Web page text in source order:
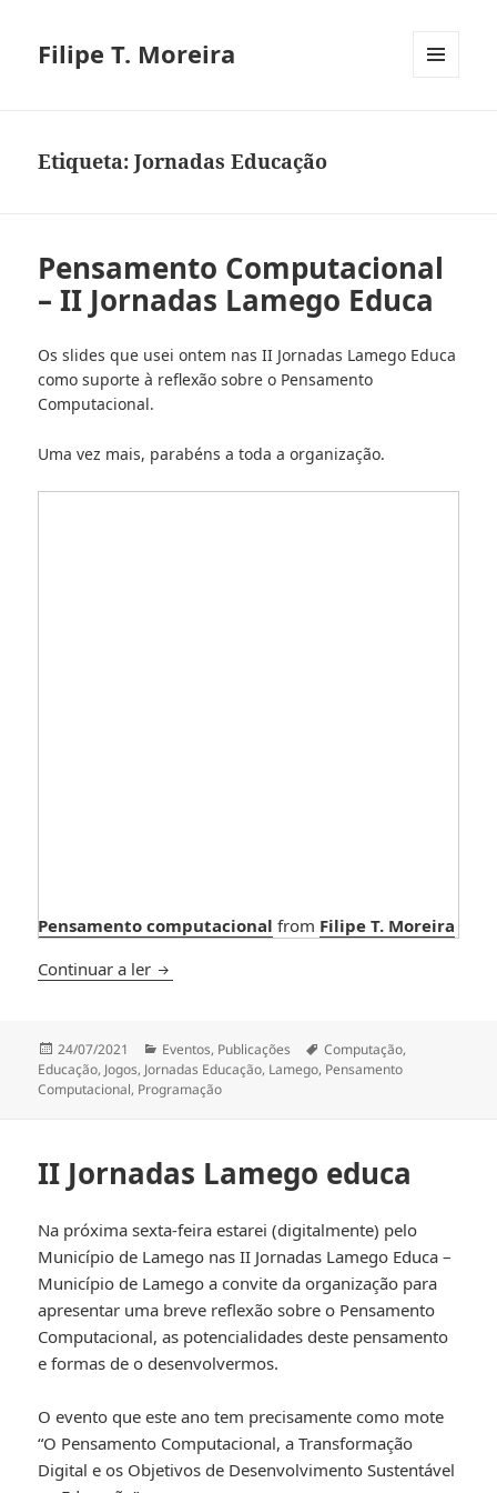
Filipe T. Moreira
Etiqueta:Jornadas Educação
Pensamento Computacional
– II Jornadas Lamego Educa
Os slides que usei ontem nas II Jornadas Lamego Educa
como suporte à reflexão sobre o Pensamento
Computacional.
Uma vez mais, parabéns a toda a organização.
Pensamento computacional from Filipe T. Moreira
Continuar a ler Pensamento Computacional – II Jornadas
Publicado
a
24/07/2021 Categorias
Eventos, Publicações Etiquetas
Computação,
Educação, Jogos, Jornadas Educação, Lamego, Pensamento
Computacional, Programação
II Jornadas Lamego educa
Na próxima sexta-feira estarei (digitalmente) pelo
Município de Lamego nas II Jornadas Lamego Educa –
Município de Lamego a convite da organização para
apresentar uma breve reflexão sobre o Pensamento
Computacional, as potencialidades deste pensamento
e formas de o desenvolvermos.
O evento que este ano tem precisamente como mote
“O Pensamento Computacional, a Transformação
Digital e os Objetivos de Desenvolvimento Sustentável